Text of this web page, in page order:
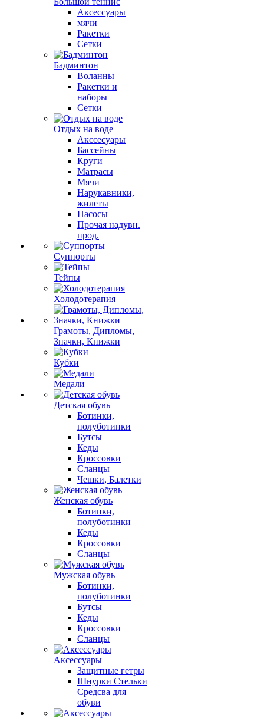
Аксессуары
мячи
Ракетки
Сетки
Бадминтон
Воланны
Ракетки и
наборы
Сетки
Отдых на воде
Акссесуары
Бассейны
Круги
Матрасы
Мячи
Нарукавники,
жилеты
Насосы
Прочая надувн.
прод.
Суппорты
Тейпы
Холодотерапия
Грамоты, Дипломы,
Значки, Книжки
Кубки
Медали
Детская обувь
Ботинки,
полуботинки
Бутсы
Кеды
Кроссовки
Сланцы
Чешки, Балетки
Женская обувь
Ботинки,
полуботинки
Кеды
Кроссовки
Сланцы
Мужская обувь
Ботинки,
полуботинки
Бутсы
Кеды
Кроссовки
Сланцы
Аксессуары
Защитные гетры
Шнурки Стельки
Средсва для
обуви